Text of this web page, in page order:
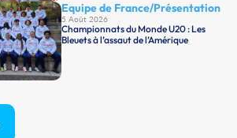
Equipe de France/Présentation
5 Août 2026
Championnats du Monde U20 : Les
Bleuets à l’assaut de l’Amérique